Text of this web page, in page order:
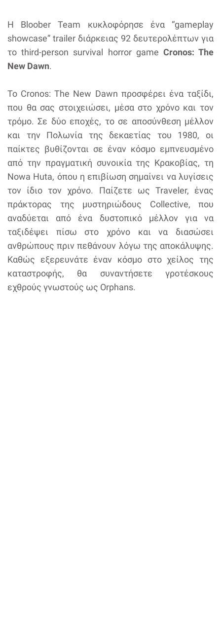
Η Bloober Team κυκλοφόρησε ένα “gameplay
showcase” trailer διάρκειας 92 δευτερολέπτων για
το third-person survival horror game Cronos: The
New Dawn.
Το Cronos: The New Dawn προσφέρει ένα ταξίδι,
που θα σας στοιχειώσει, μέσα στο χρόνο και τον
τρόμο. Σε δύο εποχές, το σε αποσύνθεση μέλλον
και την Πολωνία της δεκαετίας του 1980, οι
παίκτες βυθίζονται σε έναν κόσμο εμπνευσμένο
από την πραγματική συνοικία της Κρακοβίας, τη
Nowa Huta, όπου η επιβίωση σημαίνει να λυγίσεις
τον ίδιο τον χρόνο. Παίζετε ως Traveler, ένας
πράκτορας της μυστηριώδους Collective, που
αναδύεται από ένα δυστοπικό μέλλον για να
ταξιδέψει πίσω στο χρόνο και να διασώσει
ανθρώπους πριν πεθάνουν λόγω της αποκάλυψης.
Καθώς εξερευνάτε έναν κόσμο στο χείλος της
καταστροφής, θα συναντήσετε γροτέσκους
εχθρούς γνωστούς ως Orphans.